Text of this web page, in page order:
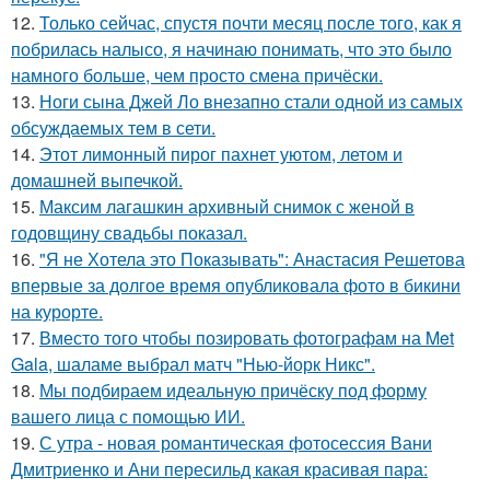
12. Только сейчас, спустя почти месяц после того, как я
побрилась налысо, я начинаю понимать, что это было
намного больше, чем просто смена причёски.
13. Ноги сына Джей Ло внезапно стали одной из самых
обсуждаемых тем в сети.
14. Этот лимонный пирог пахнет уютом, летом и
домашней выпечкой.
15. Максим лагашкин архивный снимок с женой в
годовщину свадьбы показал.
16. "Я не Хотела это Показывать": Анастасия Решетова
впервые за долгое время опубликовала фото в бикини
на курорте.
17. Вместо того чтобы позировать фотографам на Met
Gala, шаламе выбрал матч "Нью-йорк Никс".
18. Мы подбираем идеальную причёску под форму
вашего лица с помощью ИИ.
19. С утра - новая романтическая фотосессия Вани
Дмитриенко и Ани пересильд какая красивая пара: